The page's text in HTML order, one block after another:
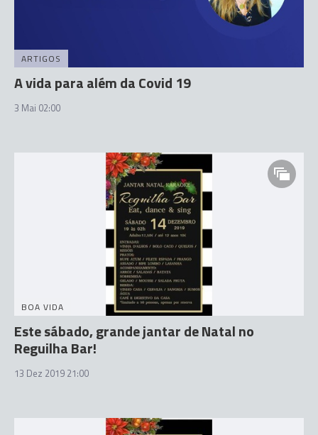
ARTIGOS
A vida para além da Covid 19
3 Mai 02:00
BOA VIDA
Este sábado, grande jantar de Natal no
Reguilha Bar!
13 Dez 2019 21:00